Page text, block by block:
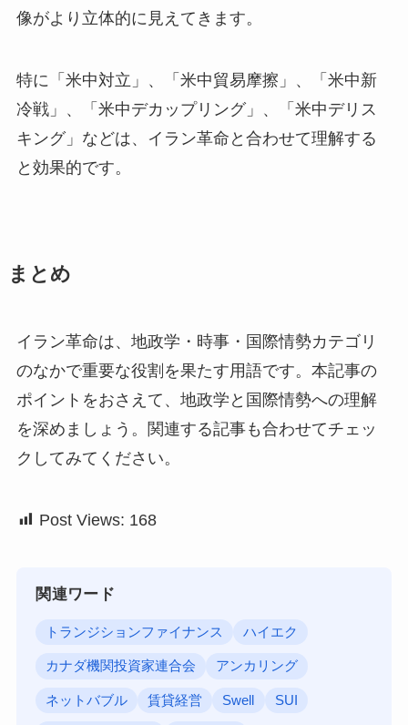
像がより立体的に見えてきます。
特に「米中対立」、「米中貿易摩擦」、「米中新
冷戦」、「米中デカップリング」、「米中デリス
キング」などは、イラン革命と合わせて理解する
と効果的です。
まとめ
イラン革命は、地政学・時事・国際情勢カテゴリ
のなかで重要な役割を果たす用語です。本記事の
ポイントをおさえて、地政学と国際情勢への理解
を深めましょう。関連する記事も合わせてチェッ
クしてみてください。
Post Views: 168
関連ワード
トランジションファイナンス ハイエク
カナダ機関投資家連合会 アンカリング
ネットバブル 賃貸経営 Swell SUI